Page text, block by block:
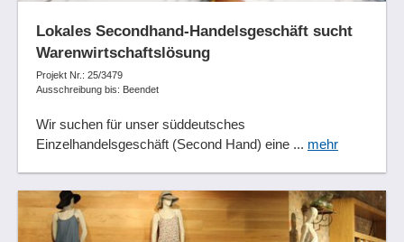
Lokales Secondhand-Handelsgeschäft sucht
Warenwirtschaftslösung
Projekt Nr.: 25/3479
Ausschreibung bis: Beendet
Wir suchen für unser süddeutsches
Einzelhandelsgeschäft (Second Hand) eine ... mehr